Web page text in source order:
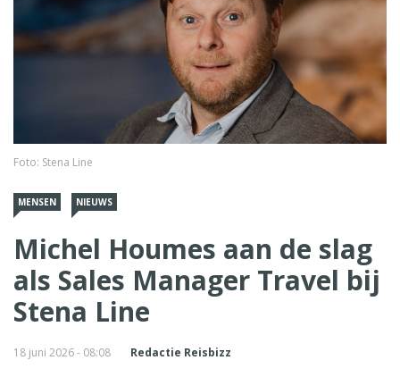
Foto: Stena Line
MENSEN NIEUWS
Michel Houmes aan de slag
als Sales Manager Travel bij
Stena Line
18 juni 2026 - 08:08 Redactie Reisbizz